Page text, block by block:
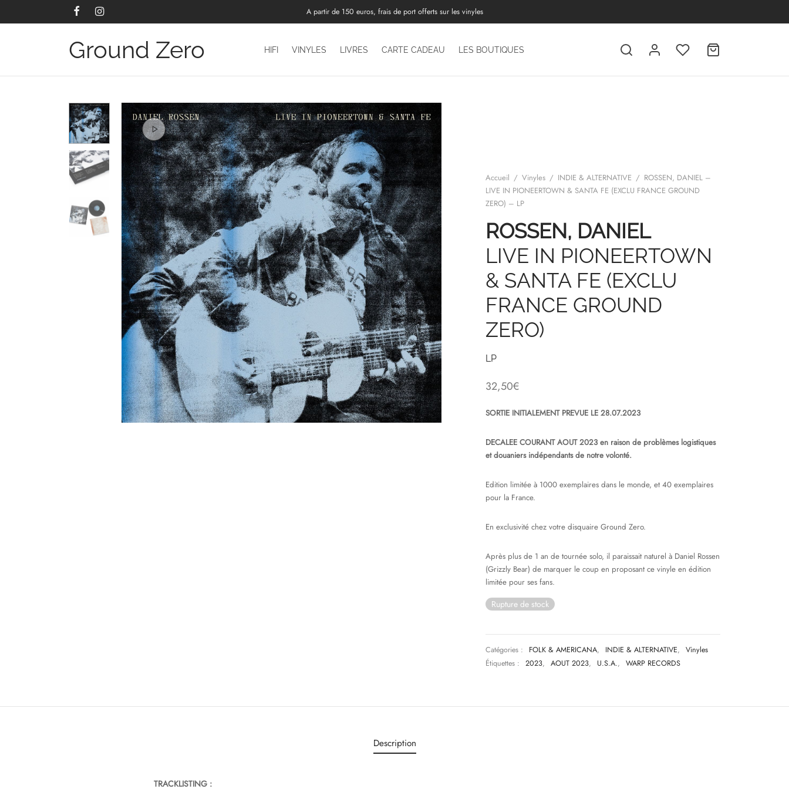
A partir de 150 euros, frais de port offerts sur les vinyles
Ground Zero HIFI VINYLES LIVRES CARTE CADEAU LES BOUTIQUES
Accueil / Vinyles / INDIE & ALTERNATIVE / ROSSEN, DANIEL –
LIVE IN PIONEERTOWN & SANTA FE (EXCLU FRANCE GROUND
ZERO) – LP
ROSSEN, DANIEL
LIVE IN PIONEERTOWN
& SANTA FE (EXCLU
FRANCE GROUND
ZERO)
LP
32,50€
SORTIE INITIALEMENT PREVUE LE 28.07.2023
DECALEE COURANT AOUT 2023 en raison de problèmes logistiques
et douaniers indépendants de notre volonté.
Edition limitée à 1000 exemplaires dans le monde, et 40 exemplaires
pour la France.
En exclusivité chez votre disquaire Ground Zero.
Après plus de 1 an de tournée solo, il paraissait naturel à Daniel Rossen
(Grizzly Bear) de marquer le coup en proposant ce vinyle en édition
limitée pour ses fans.
Rupture de stock
Catégories : FOLK & AMERICANA, INDIE & ALTERNATIVE,
Vinyles
Étiquettes :
2023, AOUT 2023, U.S.A., WARP RECORDS
Description
TRACKLISTING :